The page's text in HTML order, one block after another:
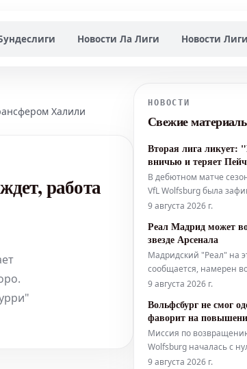
Новости Ла Лиги Новости
Халили
работа
НОВОСТИ
Свежие
Вторая лига ликует:
вничью и теряет
В дебютном матче
VfL Wolfsburg была
с командой
поделился Фабиан
известно, что Дзенан
и присоединится к
9 августа 2026 г.
Реал Мадрид может
звезде Арсенала
Мадридский "Реал" на
сообщается, намерен
полузащитнику
Мартине Субименди. На
Мадрид" понес
рынке, узнав о
9 августа 2026 г.
Вольфсбург не смог
фаворит на
с Кайзерслаутерном
Миссия по
Wolfsburg началась с
FC Kaiserslautern. Обе
9 августа 2026 г.